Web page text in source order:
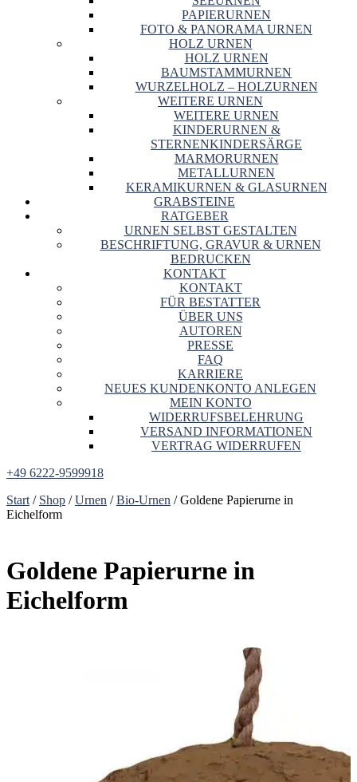
PAPIERURNEN
FOTO & PANORAMA URNEN
HOLZ URNEN
HOLZ URNEN
BAUMSTAMMURNEN
WURZELHOLZ – HOLZURNEN
WEITERE URNEN
WEITERE URNEN
KINDERURNEN &
STERNENKINDERSÄRGE
MARMORURNEN
METALLURNEN
KERAMIKURNEN & GLASURNEN
GRABSTEINE
RATGEBER
URNEN SELBST GESTALTEN
BESCHRIFTUNG, GRAVUR & URNEN
BEDRUCKEN
KONTAKT
KONTAKT
FÜR BESTATTER
ÜBER UNS
AUTOREN
PRESSE
FAQ
KARRIERE
NEUES KUNDENKONTO ANLEGEN
MEIN KONTO
WIDERRUFSBELEHRUNG
VERSAND INFORMATIONEN
VERTRAG WIDERRUFEN
+49 6222-9599918
Start / Shop /Urnen /Bio-Urnen / Goldene Papierurne in
Eichelform
Goldene Papierurne in
Eichelform